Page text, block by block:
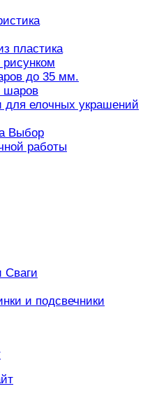
пластика
до 35 мм.
шаров
для елочных украшений
Выбор
работы
Сваги
и подсвечники